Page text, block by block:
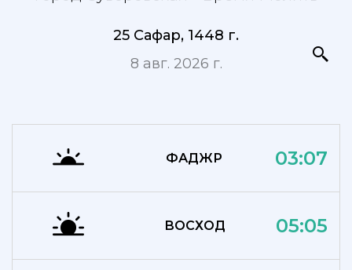
25 Сафар, 1448 г.
8 авг. 2026 г.
ФАДЖР 03:07
ВОСХОД 05:05